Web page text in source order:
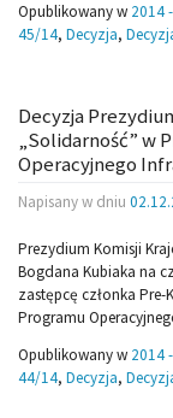
Opublikowany w 2014
45/14, Decyzja,
Decyzja
„Solidarność” w
Operacyjnego
Napisany w dniu
Prezydium Komisji
Bogdana Kubiaka na
zastępcę członka
Programu
Opublikowany w 2014
44/14, Decyzja,